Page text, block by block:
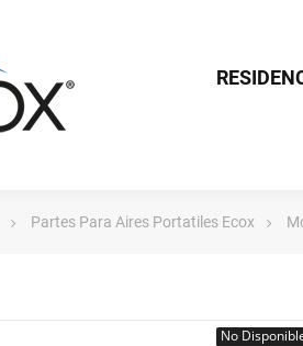
Partes Para Aires Portatiles Ecox
No